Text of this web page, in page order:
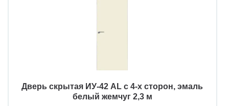
Дверь скрытая ИУ-42 AL с 4-х сторон, эмаль
белый жемчуг 2,3 м